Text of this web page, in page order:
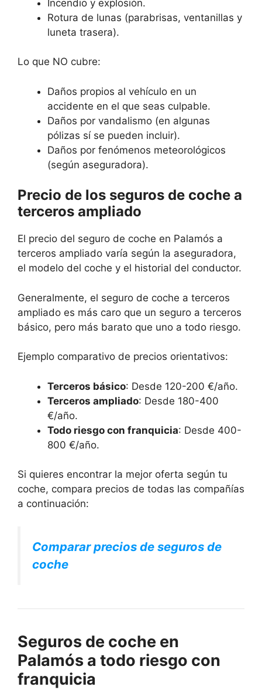
Incendio y explosión.
Rotura de lunas (parabrisas, ventanillas y
luneta trasera).
Lo que NO cubre:
Daños propios al vehículo en un
accidente en el que seas culpable.
Daños por vandalismo (en algunas
pólizas sí se pueden incluir).
Daños por fenómenos meteorológicos
(según aseguradora).
Precio de los seguros de coche a
terceros ampliado
El precio del seguro de coche en Palamós a
terceros ampliado varía según la aseguradora,
el modelo del coche y el historial del conductor.
Generalmente, el seguro de coche a terceros
ampliado es más caro que un seguro a terceros
básico, pero más barato que uno a todo riesgo.
Ejemplo comparativo de precios orientativos:
Terceros básico: Desde 120-200 €/año.
Terceros ampliado: Desde 180-400
€/año.
Todo riesgo con franquicia: Desde 400-
800 €/año.
Si quieres encontrar la mejor oferta según tu
coche, compara precios de todas las compañías
a continuación:
Comparar precios de seguros de
coche
Seguros de coche en
Palamós a todo riesgo con
franquicia